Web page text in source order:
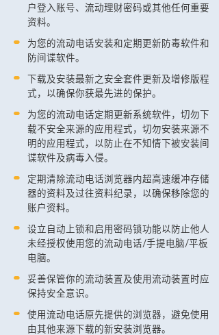
户登入账号、流动理财密码或其他任何重要
资料。
为您的流动电话安装和定期更新防毒软件和
防间谍软件。
下载及安装最新之安全套件更新及增修版程
式，以确保你获最先进的保护。
为您的流动电话定期更新系统软件，切勿下
载不安全来源的应用程式，切勿安装来源不
明的应用程式，以防止在不知情下被安装间
谍软件及病毒入侵。
定期清除流动电话浏览器内超高速缓冲存储
器的资料及过往资料纪录，以确保移除您的
账户资料。
设立自动上锁和启用密码锁功能以防止他人
未经授权使用您的流动电话/手提电脑/平板
电脑。
妥善保管你的流动装置及使用流动装置时应
保持安全意识。
使用流动电话原先提供的浏览器，避免使用
由其他来源下载的新安装浏览器。